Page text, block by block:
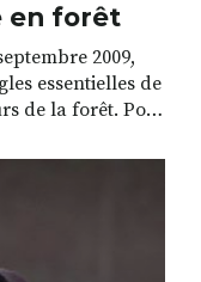
en forêt
2009,
essentielles de
de la forêt. Pour